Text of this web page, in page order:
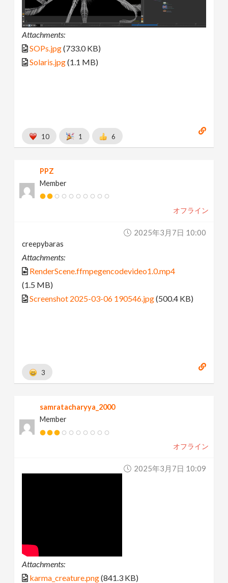
Attachments:
SOPs.jpg(733.0 KB)
Solaris.jpg(1.1 MB)
10 1 6
PPZ
Member
オフライン
2025年3月7日 10:00
creepybaras
Attachments:
RenderScene.ffmpegencodevideo1.0.mp4
(1.5 MB)
Screenshot 2025-03-06 190546.jpg(500.4 KB)
3
samratacharyya_2000
Member
オフライン
2025年3月7日 10:09
Attachments:
karma_creature.png(841.3 KB)